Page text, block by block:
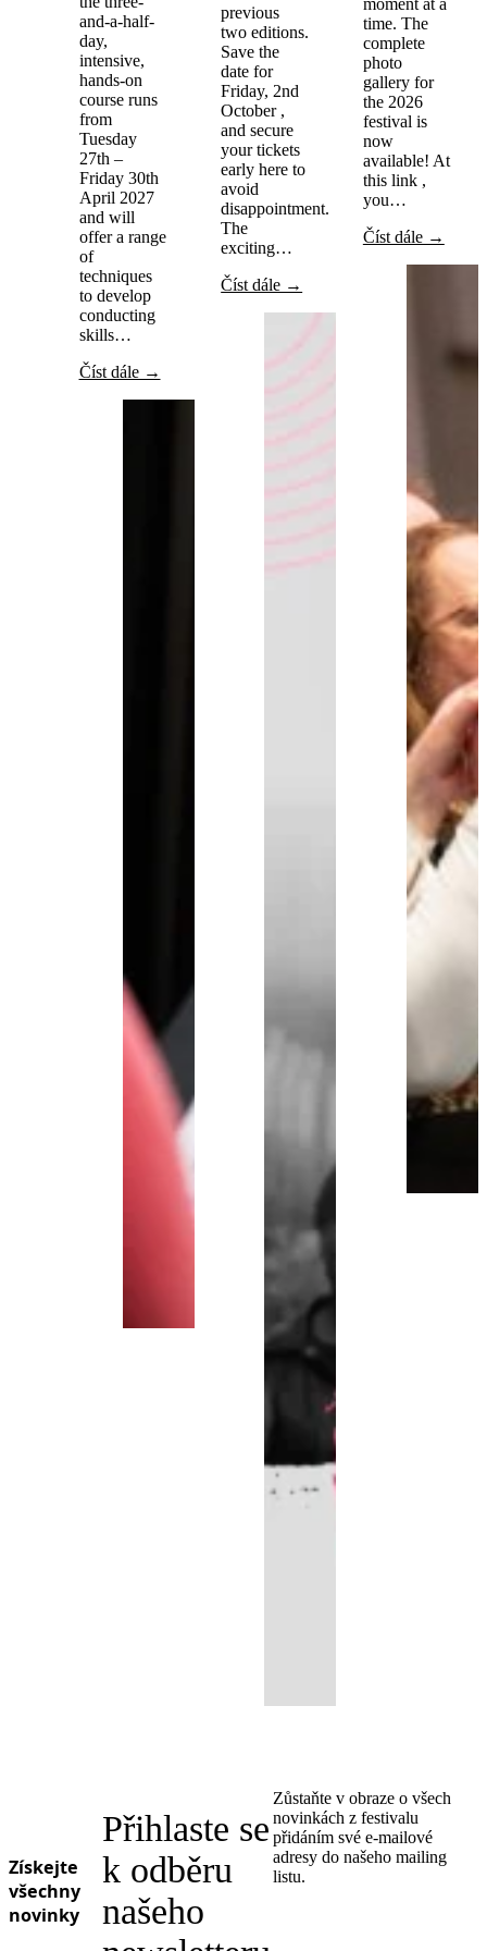
and-a-half-
day,
intensive,
hands-on
course runs
from
Tuesday
27th –
Friday 30th
April 2027
and will
offer a range
of
techniques
to develop
conducting
skills…
Číst dále →
previous
two editions.
Save the
date for
Friday, 2nd
October ,
and secure
your tickets
early here to
avoid
disappointment.
The
exciting…
Číst dále →
time. The
complete
photo
gallery for
the 2026
festival is
now
available! At
this link ,
you…
Číst dále →
Získejte
všechny
novinky
Přihlaste se
k odběru
našeho
Zůstaňte v obraze o všech
novinkách z festivalu
přidáním své e-mailové
adresy do našeho mailing
listu.